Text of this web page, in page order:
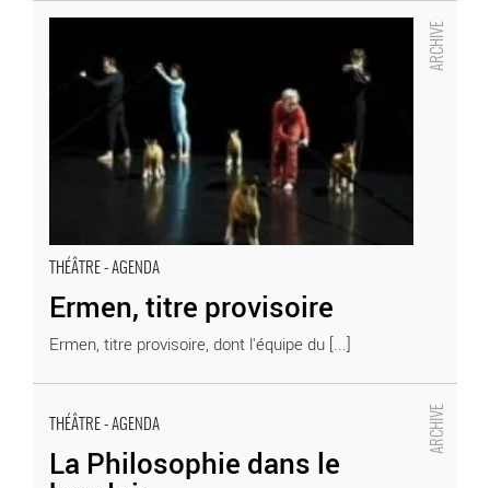
THÉÂTRE - AGENDA
Ermen, titre provisoire
Ermen, titre provisoire, dont l'équipe du [...]
Ermen, titre provisoire
THÉÂTRE - AGENDA
La Philosophie dans le
- Critique sortie Théâtre